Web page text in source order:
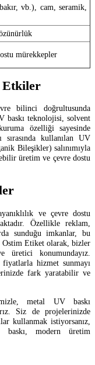
vb.), cam, seramik,
mürekkepler
Etkiler
bilinci doğrultusunda
baskı teknolojisi, solvent
özelliği sayesinde
kullanılan UV
Bileşikler) salınımıyla
üretim ve çevre dostu
ve çevre dostu
Özellikle reklam,
sunduğu imkanlar, bu
Etiket olarak, bizler
üretici konumundayız.
hizmet sunmayı
fark yaratabilir ve
metal UV baskı
Siz de projelerinizde
kullanmak istiyorsanız,
modern üretim